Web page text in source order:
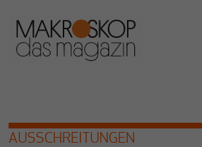
AUSSCHREITUNGEN